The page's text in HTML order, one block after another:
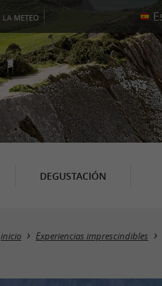
LA METEO
DEGUSTACIÓN
inicio Experiencias imprescindibles